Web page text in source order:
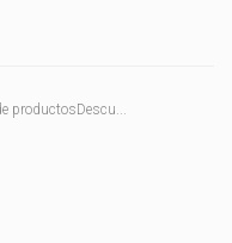
productosDescu...